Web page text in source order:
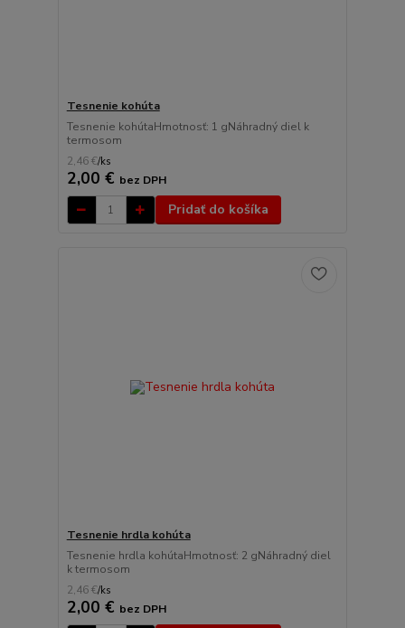
Tesnenie kohúta
Tesnenie kohútaHmotnosť: 1 gNáhradný diel k
termosom
2,46 €/ks
2,00 € bez DPH
Pridať do košíka
Tesnenie hrdla kohúta
Tesnenie hrdla kohútaHmotnosť: 2 gNáhradný diel
k termosom
2,46 €/ks
2,00 € bez DPH